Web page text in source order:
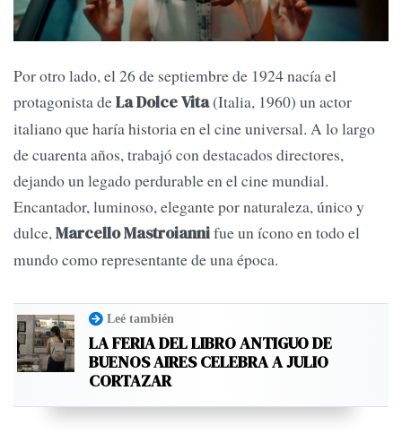
Por otro lado, el 26 de septiembre de 1924 nacía el
protagonista deLa Dolce Vita(Italia, 1960) un actor
italiano que haría historia en el cine universal. A lo largo
de cuarenta años, trabajó con destacados directores,
dejando un legado perdurable en el cine mundial.
Encantador, luminoso, elegante por naturaleza, único y
dulce,Marcello Mastroiannifue un ícono en todo el
mundo como representante de una época.
Leé también
LA FERIA DEL LIBRO ANTIGUO DE
BUENOS AIRES CELEBRA A JULIO
CORTAZAR